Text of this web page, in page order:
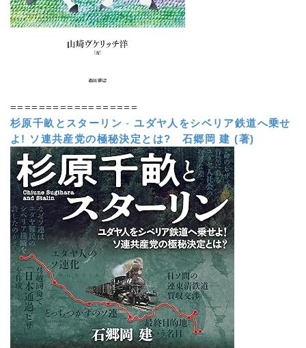
==================
杉原千畝とスターリン -ユダヤ人をシベリア鉄道へ乗せ
よ! ソ連共産党の極秘決定とは?
石郷岡 建 (著)